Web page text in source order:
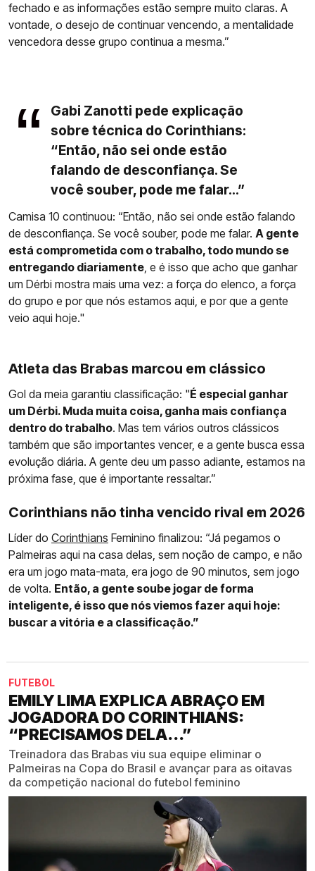
fechado e as informações estão sempre muito claras. A
vontade, o desejo de continuar vencendo, a mentalidade
vencedora desse grupo continua a mesma.”
Gabi Zanotti pede explicação
sobre técnica do Corinthians:
“Então, não sei onde estão
falando de desconfiança. Se
você souber, pode me falar...”
Camisa 10 continuou: “Então, não sei onde estão falando
de desconfiança. Se você souber, pode me falar. A gente
está comprometida com o trabalho, todo mundo se
entregando diariamente, e é isso que acho que ganhar
um Dérbi mostra mais uma vez: a força do elenco, a força
do grupo e por que nós estamos aqui, e por que a gente
veio aqui hoje."
Atleta das Brabas marcou em clássico
Gol da meia garantiu classificação: "É especial ganhar
um Dérbi. Muda muita coisa, ganha mais confiança
dentro do trabalho. Mas tem vários outros clássicos
também que são importantes vencer, e a gente busca essa
evolução diária. A gente deu um passo adiante, estamos na
próxima fase, que é importante ressaltar.”
Corinthians não tinha vencido rival em 2026
Líder do Corinthians Feminino finalizou: “Já pegamos o
Palmeiras aqui na casa delas, sem noção de campo, e não
era um jogo mata-mata, era jogo de 90 minutos, sem jogo
de volta. Então, a gente soube jogar de forma
inteligente, é isso que nós viemos fazer aqui hoje:
buscar a vitória e a classificação.”
FUTEBOL
EMILY LIMA EXPLICA ABRAÇO EM
JOGADORA DO CORINTHIANS:
“PRECISAMOS DELA...”
Treinadora das Brabas viu sua equipe eliminar o
Palmeiras na Copa do Brasil e avançar para as oitavas
da competição nacional do futebol feminino